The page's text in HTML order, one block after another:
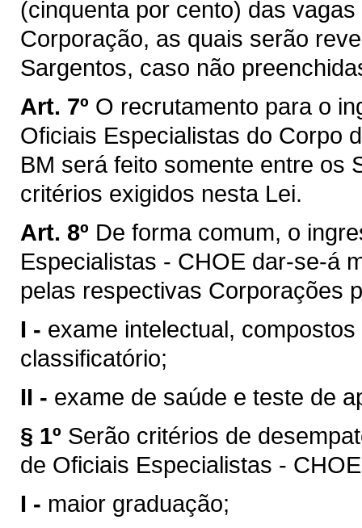
(cinquenta por cento) das
Corporação, as quais serão
Sargentos, caso não
Art. 7º O recrutamento para o
Oficiais Especialistas do Corpo
BM será feito somente entre os
critérios exigidos nesta Lei.
Art. 8º De forma comum, o
Especialistas - CHOE dar-se-á
pelas respectivas Corporações
I - exame intelectual,
classificatório;
II - exame de saúde e teste de
§ 1º Serão critérios de
de Oficiais Especialistas -
I - maior graduação;